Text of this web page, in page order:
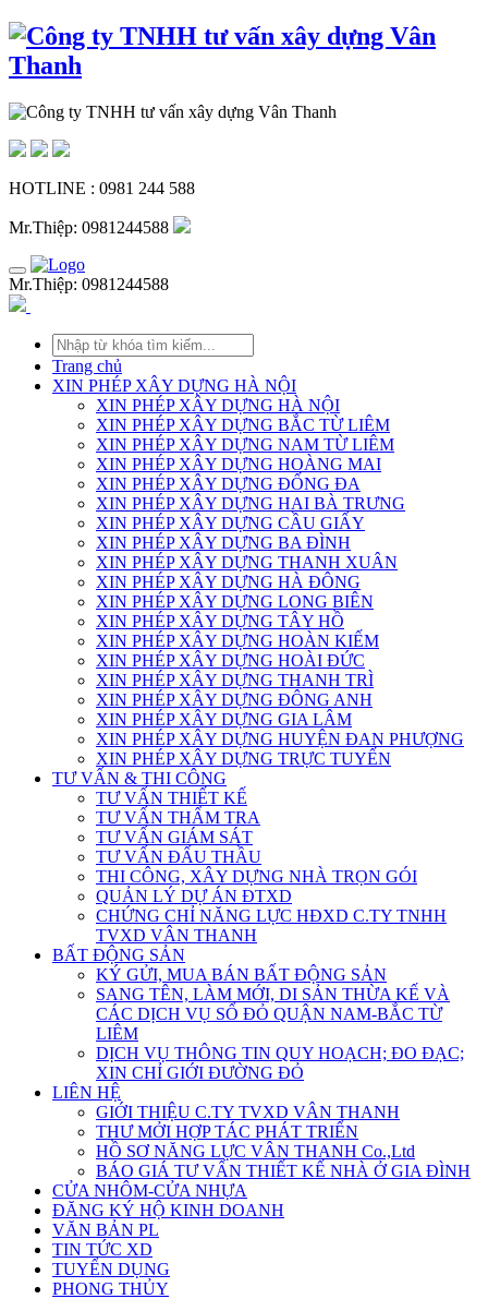
HOTLINE : 0981 244 588
Mr.Thiệp: 0981244588
Mr.Thiệp: 0981244588
Trang chủ
XIN PHÉP XÂY DỰNG HÀ NỘI
XIN PHÉP XÂY DỰNG HÀ NỘI
XIN PHÉP XÂY DỰNG BẮC TỪ LIÊM
XIN PHÉP XÂY DỰNG NAM TỪ LIÊM
XIN PHÉP XÂY DỰNG HOÀNG MAI
XIN PHÉP XÂY DỰNG ĐỐNG ĐA
XIN PHÉP XÂY DỰNG HAI BÀ TRƯNG
XIN PHÉP XÂY DỰNG CẦU GIẤY
XIN PHÉP XÂY DỰNG BA ĐÌNH
XIN PHÉP XÂY DỰNG THANH XUÂN
XIN PHÉP XÂY DỰNG HÀ ĐÔNG
XIN PHÉP XÂY DỰNG LONG BIÊN
XIN PHÉP XÂY DỰNG TÂY HỒ
XIN PHÉP XÂY DỰNG HOÀN KIẾM
XIN PHÉP XÂY DỰNG HOÀI ĐỨC
XIN PHÉP XÂY DỰNG THANH TRÌ
XIN PHÉP XÂY DỰNG ĐÔNG ANH
XIN PHÉP XÂY DỰNG GIA LÂM
XIN PHÉP XÂY DỰNG HUYỆN ĐAN PHƯỢNG
XIN PHÉP XÂY DỰNG TRỰC TUYẾN
TƯ VẤN & THI CÔNG
TƯ VẤN THIẾT KẾ
TƯ VẤN THẨM TRA
TƯ VẤN GIÁM SÁT
TƯ VẤN ĐẤU THẦU
THI CÔNG, XÂY DỰNG NHÀ TRỌN GÓI
QUẢN LÝ DỰ ÁN ĐTXD
CHỨNG CHỈ NĂNG LỰC HĐXD C.TY TNHH
TVXD VÂN THANH
BẤT ĐỘNG SẢN
KÝ GỬI, MUA BÁN BẤT ĐỘNG SẢN
SANG TÊN, LÀM MỚI, DI SẢN THỪA KẾ VÀ
CÁC DỊCH VỤ SỔ ĐỎ QUẬN NAM-BẮC TỪ
LIÊM
DỊCH VỤ THÔNG TIN QUY HOẠCH; ĐO ĐẠC;
XIN CHỈ GIỚI ĐƯỜNG ĐỎ
LIÊN HỆ
GIỚI THIỆU C.TY TVXD VÂN THANH
THƯ MỞI HỢP TÁC PHÁT TRIỂN
HỒ SƠ NĂNG LỰC VÂN THANH Co.,Ltd
BÁO GIÁ TƯ VẤN THIẾT KẾ NHÀ Ở GIA ĐÌNH
CỬA NHÔM-CỬA NHỰA
ĐĂNG KÝ HỘ KINH DOANH
VĂN BẢN PL
TIN TỨC XD
TUYỂN DỤNG
PHONG THỦY